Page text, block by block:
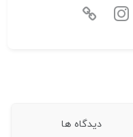
دیدگاه ها